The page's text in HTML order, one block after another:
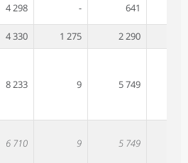
4 298 - 641
4 330 1 275 2 290
8 233 9 5 749
6 710 9 5 749